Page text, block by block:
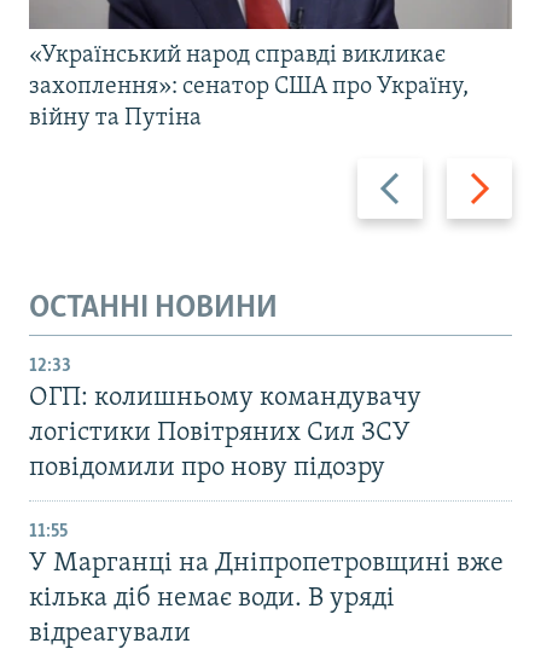
Назад Вперед
«Український народ справді викликає
захоплення»: сенатор США про Україну,
війну та Путіна
ОСТАННІ НОВИНИ
12:33
ОГП: колишньому командувачу
логістики Повітряних Сил ЗСУ
повідомили про нову підозру
11:55
У Марганці на Дніпропетровщині вже
кілька діб немає води. В уряді
відреагували